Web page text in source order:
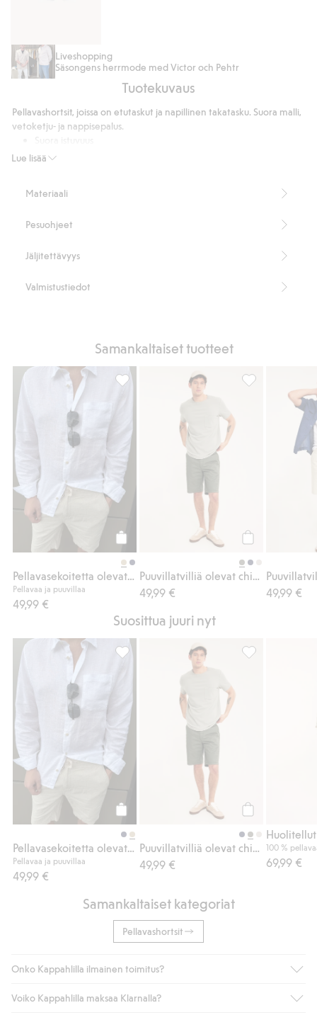
Boxerit
2-
Liveshopping
Säsongens herrmode med Victor och Pehtr
Tuotekuvaus
Lue lisää
Pellavashortsit, joissa on etutaskut ja napillinen takatasku. Suora malli,
vetoketju- ja nappisepalus.
Sisälahkeen pituus lahkeet suorina 24,8 cm koossa 33
Materiaali
Pesuohjeet
Jäljitettävyys
Valmistustiedot
Samankaltaiset tuotteet
Osta
Pellavaa ja puuvillaa
49,99 €
Pellavasekoitetta olevat shortsit, Lisää
49,99 €
Puuvillatvilliä
49,99 €
Suosittua juuri nyt
Osta
Pellavaa ja puuvillaa
49,99 €
Pellavasekoitetta olevat shortsit, Lisää
49,99 €
100 %
69,99 €
Samankaltaiset kategoriat
Pellavashortsit
Onko Kappahlilla ilmainen toimitus?
Jos olet Kappahl Clubin jäsen, saat aina ilmaisen toimituksen
Voiko Kappahlilla maksaa Klarnalla?